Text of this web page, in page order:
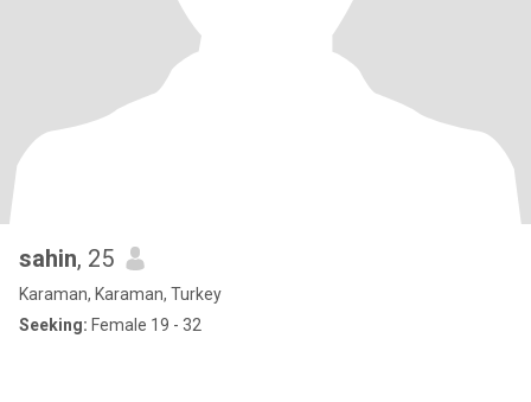
sahin, 25
Karaman, Karaman, Turkey
Seeking: Female 19 - 32